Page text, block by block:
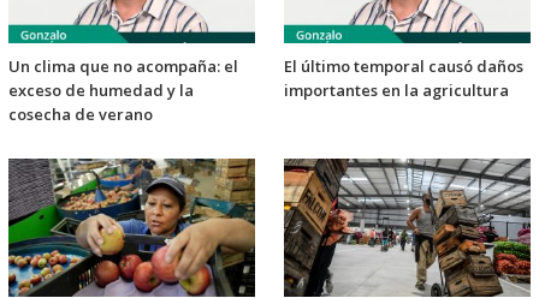
Un clima que no acompaña: el
exceso de humedad y la
cosecha de verano
El último temporal causó daños
importantes en la agricultura